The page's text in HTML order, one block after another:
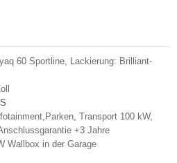
60 Sportline, Lackierung: Brilliant-
Transport 100 kW,
+3 Jahre
Wallbox in der Garage